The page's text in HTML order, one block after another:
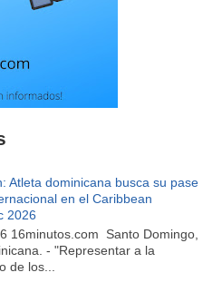
Atleta dominicana busca su pase
en el Caribbean
2026
16minutos.com Santo Domingo,
- "Representar a la
de los...